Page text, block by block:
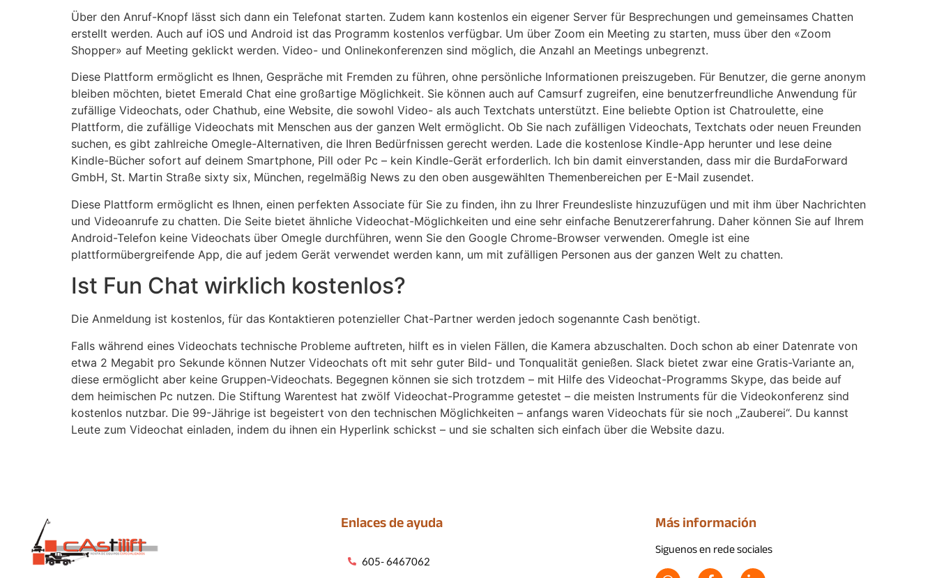
Über den Anruf-Knopf lässt sich dann ein Telefonat starten. Zudem kann kostenlos ein eigener Server für Besprechungen und gemeinsames Chatten
erstellt werden. Auch auf iOS und Android ist das Programm kostenlos verfügbar. Um über Zoom ein Meeting zu starten, muss über den «Zoom
Shopper» auf Meeting geklickt werden. Video- und Onlinekonferenzen sind möglich, die Anzahl an Meetings unbegrenzt.
Diese Plattform ermöglicht es Ihnen, Gespräche mit Fremden zu führen, ohne persönliche Informationen preiszugeben. Für Benutzer, die gerne anonym
bleiben möchten, bietet Emerald Chat eine großartige Möglichkeit. Sie können auch auf Camsurf zugreifen, eine benutzerfreundliche Anwendung für
zufällige Videochats, oder Chathub, eine Website, die sowohl Video- als auch Textchats unterstützt. Eine beliebte Option ist Chatroulette, eine
Plattform, die zufällige Videochats mit Menschen aus der ganzen Welt ermöglicht. Ob Sie nach zufälligen Videochats, Textchats oder neuen Freunden
suchen, es gibt zahlreiche Omegle-Alternativen, die Ihren Bedürfnissen gerecht werden. Lade die kostenlose Kindle-App herunter und lese deine
Kindle-Bücher sofort auf deinem Smartphone, Pill oder Pc – kein Kindle-Gerät erforderlich. Ich bin damit einverstanden, dass mir die BurdaForward
GmbH, St. Martin Straße sixty six, München, regelmäßig News zu den oben ausgewählten Themenbereichen per E-Mail zusendet.
Diese Plattform ermöglicht es Ihnen, einen perfekten Associate für Sie zu finden, ihn zu Ihrer Freundesliste hinzuzufügen und mit ihm über Nachrichten
und Videoanrufe zu chatten. Die Seite bietet ähnliche Videochat-Möglichkeiten und eine sehr einfache Benutzererfahrung. Daher können Sie auf Ihrem
Android-Telefon keine Videochats über Omegle durchführen, wenn Sie den Google Chrome-Browser verwenden. Omegle ist eine
plattformübergreifende App, die auf jedem Gerät verwendet werden kann, um mit zufälligen Personen aus der ganzen Welt zu chatten.
Ist Fun Chat wirklich kostenlos?
Die Anmeldung ist kostenlos, für das Kontaktieren potenzieller Chat-Partner werden jedoch sogenannte Cash benötigt.
Falls während eines Video­chats tech­nische Probleme auftreten, hilft es in vielen Fällen, die Kamera abzu­schalten. Doch schon ab einer Daten­rate von
etwa 2 Megabit pro Sekunde können Nutzer Video­chats oft mit sehr guter Bild- und Tonqualität genießen. Slack bietet zwar eine Gratis-Variante an,
diese ermöglicht aber keine Gruppen-Video­chats. Begegnen können sie sich trotzdem – mit Hilfe des Video­chat-Programms Skype, das beide auf
dem heimischen Pc nutzen. Die Stiftung Warentest hat zwölf Video­chat-Programme getestet – die meisten Instruments für die Video­konferenz sind
kostenlos nutz­bar. Die 99-Jährige ist begeistert von den tech­nischen Möglich­keiten – anfangs waren Video­chats für sie noch „Zauberei“. Du kannst
Leute zum Videochat einladen, indem du ihnen ein Hyperlink schickst – und sie schalten sich einfach über die Website dazu.
Enlaces de ayuda
605- 6467062
Más información
Siguenos en rede sociales